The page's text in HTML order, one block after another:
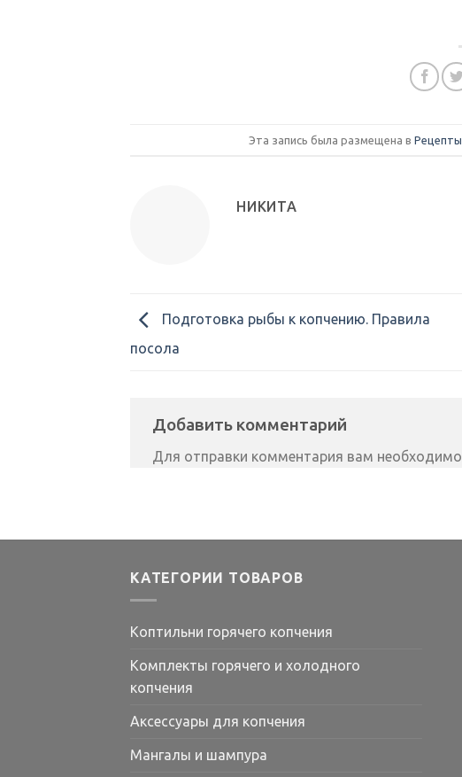
Эта запись была размещена вРецепты
НИКИТА
Подготовка рыбы к копчению. Правила
посола
Добавить комментарий
Для отправки комментария вам необходимо
КАТЕГОРИИ ТОВАРОВ
Коптильни горячего копчения
Комплекты горячего и холодного
копчения
Аксессуары для копчения
Мангалы и шампура